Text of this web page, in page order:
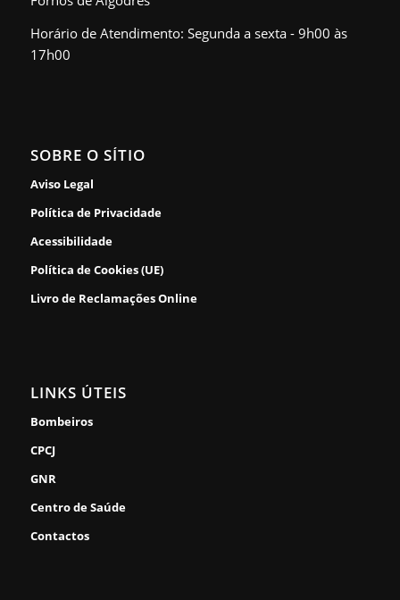
Horário de Atendimento: Segunda a sexta - 9h00 às
17h00
SOBRE O SÍTIO
Aviso Legal
Política de Privacidade
Acessibilidade
Política de Cookies (UE)
Livro de Reclamações Online
LINKS ÚTEIS
Bombeiros
CPCJ
GNR
Centro de Saúde
Contactos